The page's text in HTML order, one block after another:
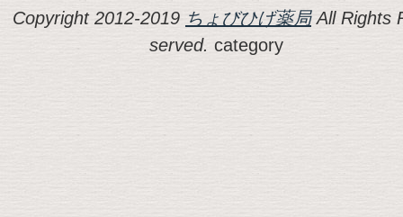
Copyright 2012-2019 ちょびひげ薬局All Rights
served. category